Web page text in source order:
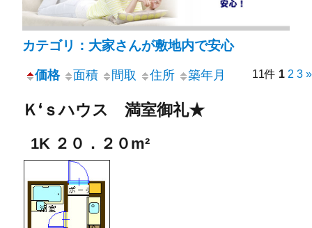
カテゴリ：大家さんが敷地内で安心
価格 面積 間取 住所 築年月 11件 1 2 3 »
Ｋ‘ｓハウス 満室御礼★
1K ２０．２０m²